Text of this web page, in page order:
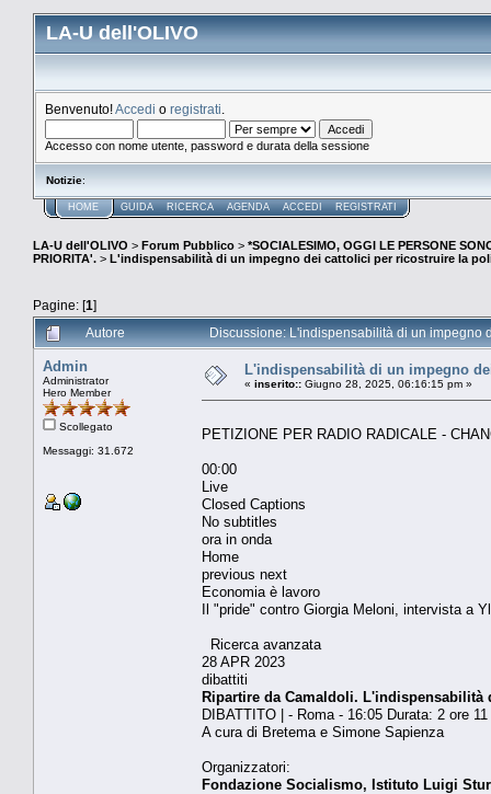
LA-U dell'OLIVO
Benvenuto!Accedi o registrati
Accesso con nome utente, password e durata della sessione
Notizie:
HOME GUIDA RICERCA AGENDA ACCEDI REGISTRATI
LA-U dell'OLIVO > Forum Pubblico > *SOCIALESIMO, OGGI LE PERSONE
PRIORITA'. > L'indispensabilità di un impegno dei cattolici per ricostruire la
Pagine: [1]
Autore
Discussione: L'indispensabilità di un impegno
Admin
Administrator
Hero Member
Scollegato
Messaggi: 31.672
L'indispensabilità di un impegno
« inserito:: Giugno 28, 2025, 06:16:15 pm »
PETIZIONE PER RADIO RADICALE -
00:00
Live
Closed Captions
No subtitles
ora in onda
Home
previous next
Economia è lavoro
Il "pride" contro Giorgia Meloni, intervista a
Ricerca avanzata
28 APR 2023
dibattiti
Ripartire da Camaldoli.
DIBATTITO | - Roma - 16:05 Durata: 2 ore
A cura di Bretema e Simone Sapienza
Organizzatori:
Fondazione Socialismo, Istituto Luigi